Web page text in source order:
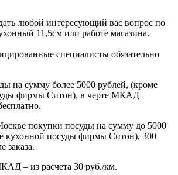
любой интересующий вас вопрос по
11,5см или работе магазина.
специалисты обязательно
на сумму более 5000 рублей, (кроме
фирмы Ситон), в черте МКАД
покупки посуды на сумму до 5000
кухонной посуды фирмы Ситон), 300
заказа.
– из расчета 30 руб./км.